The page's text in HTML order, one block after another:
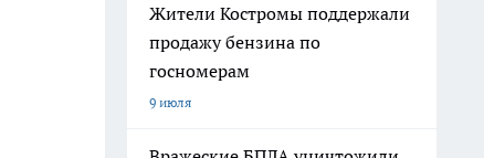
Жители Костромы поддержали
продажу бензина по
госномерам
9 июля